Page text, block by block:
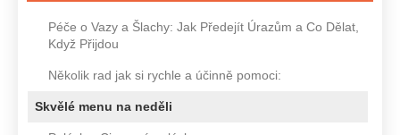
Péče o Vazy a Šlachy: Jak Předejít Úrazům a Co Dělat,
Když Přijdou
Několik rad jak si rychle a účinně pomoci:
Skvělé menu na neděli